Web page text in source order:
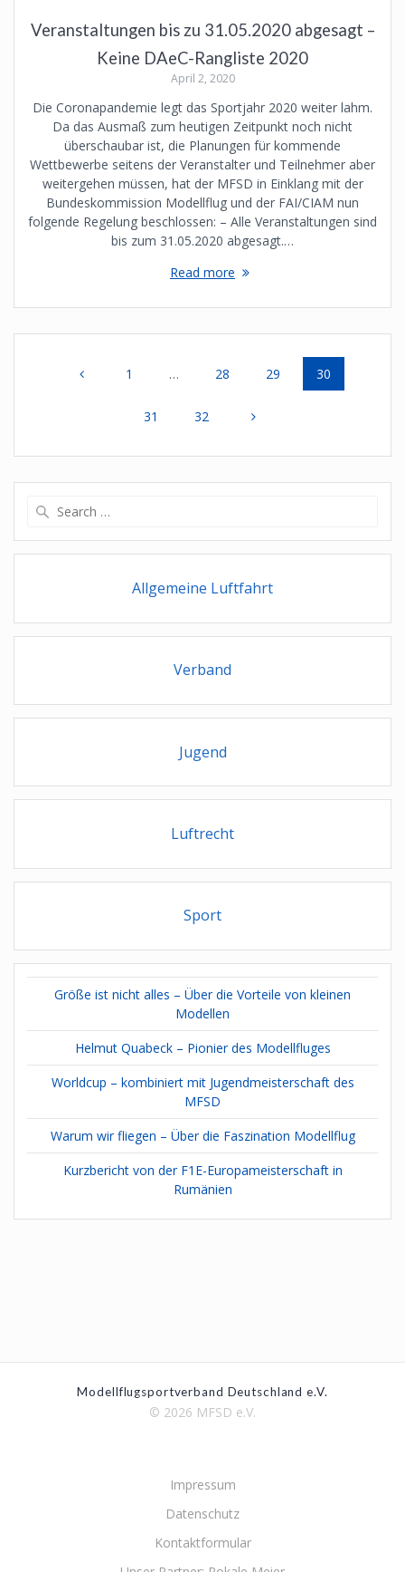
Veranstaltungen bis zu 31.05.2020 abgesagt –
Keine DAeC-Rangliste 2020
April 2, 2020
Die Coronapandemie legt das Sportjahr 2020 weiter lahm.
Da das Ausmaß zum heutigen Zeitpunkt noch nicht
überschaubar ist, die Planungen für kommende
Wettbewerbe seitens der Veranstalter und Teilnehmer aber
weitergehen müssen, hat der MFSD in Einklang mit der
Bundeskommission Modellflug und der FAI/CIAM nun
folgende Regelung beschlossen: – Alle Veranstaltungen sind
bis zum 31.05.2020 abgesagt.…
Read more
navigationPage
1 … Page
28 Page
29 Page
30
Page
31 Page
32
Allgemeine Luftfahrt
Verband
Jugend
Luftrecht
Sport
Größe ist nicht alles – Über die Vorteile von kleinen
Modellen
Helmut Quabeck – Pionier des Modellfluges
Worldcup – kombiniert mit Jugendmeisterschaft des
MFSD
Warum wir fliegen – Über die Faszination Modellflug
Kurzbericht von der F1E-Europameisterschaft in
Rumänien
Modellflugsportverband Deutschland e.V.
© 2026 MFSD e.V.
Impressum
Datenschutz
Kontaktformular